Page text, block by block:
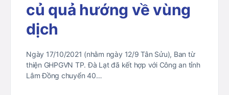
củ quả hướng về vùng
dịch
Ngày 17/10/2021 (nhằm ngày 12/9 Tân Sửu), Ban từ
thiện GHPGVN TP. Đà Lạt đã kết hợp với Công an tỉnh
Lâm Đồng chuyển 40…